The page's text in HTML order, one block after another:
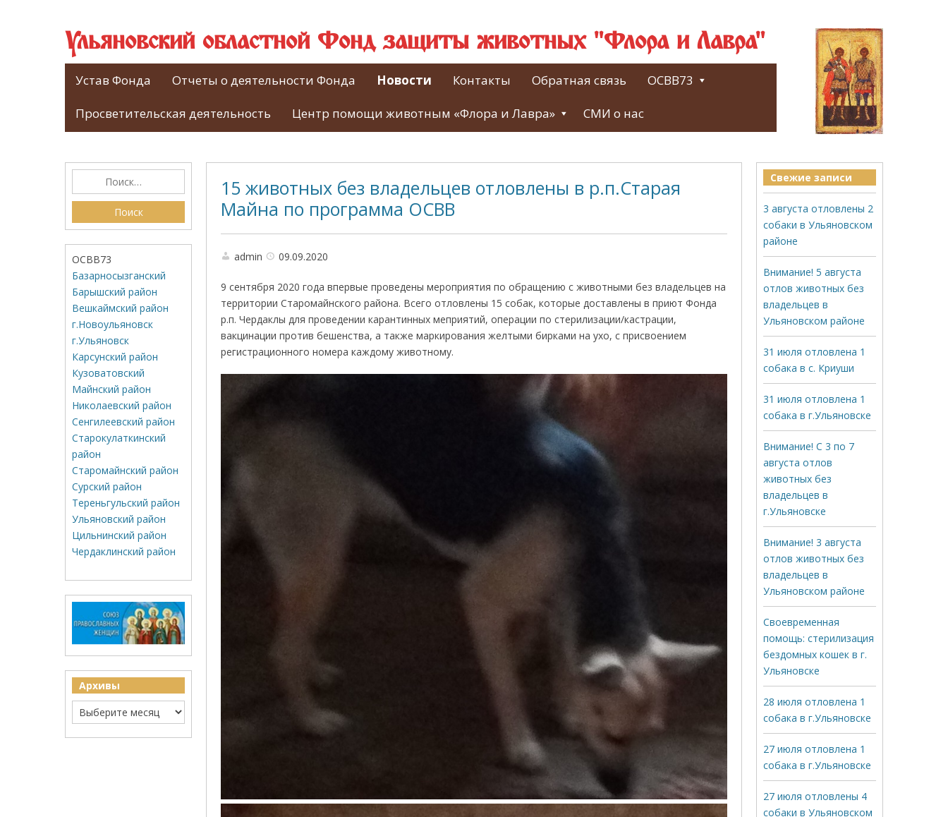
Ульяновский областной Фонд защиты животных "Флора и Лавра"
Устав Фонда Отчеты о деятельности Фонда Новости Контакты Обратная связь ОСВВ73
Просветительская деятельность Центр помощи животным «Флора и Лавра» СМИ о нас
15 животных без владельцев отловлены в р.п.Старая
Майна по программа ОСВВ
admin 09.09.2020
9 сентября 2020 года впервые проведены мероприятия по обращению с животными без владельцев на
территории Старомайнского района. Всего отловлены 15 собак, которые доставлены в приют Фонда
р.п. Чердаклы для проведении карантинных меприятий, операции по стерилизации/кастрации,
вакцинации против бешенства, а также маркирования желтыми бирками на ухо, с присвоением
регистрационного номера каждому животному.
ОСВВ73
Базарносызганский
Барышский район
Вешкаймский район
г.Новоульяновск
г.Ульяновск
Карсунский район
Кузоватовский
Майнский район
Николаевский район
Сенгилеевский район
Старокулаткинский
район
Старомайнский район
Сурский район
Тереньгульский район
Ульяновский район
Цильнинский район
Чердаклинский район
Архивы
Свежие записи
3 августа отловлены 2
собаки в Ульяновском
районе
Внимание! 5 августа
отлов животных без
владельцев в
Ульяновском районе
31 июля отловлена 1
собака в с. Криуши
31 июля отловлена 1
собака в г.Ульяновске
Внимание! С 3 по 7
августа отлов
животных без
владельцев в
г.Ульяновске
Внимание! 3 августа
отлов животных без
владельцев в
Ульяновском районе
Своевременная
помощь: стерилизация
бездомных кошек в г.
Ульяновске
28 июля отловлена 1
собака в г.Ульяновске
27 июля отловлена 1
собака в г.Ульяновске
27 июля отловлены 4
собаки в Ульяновском